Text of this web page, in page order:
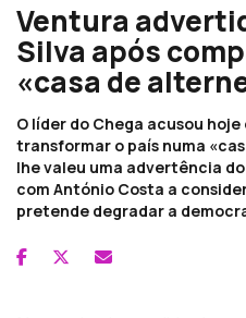
Ventura
Silva após
«casa de
O líder do Chega acusou
transformar o país numa
lhe valeu uma advertência
com António Costa a
pretende degradar a